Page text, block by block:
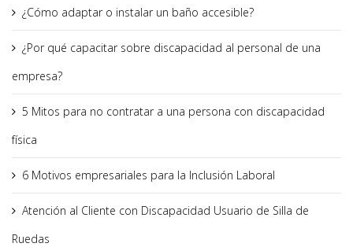
¿Cómo adaptar o instalar un baño accesible?
¿Por qué capacitar sobre discapacidad al personal de una
empresa?
5 Mitos para no contratar a una persona con discapacidad
física
6 Motivos empresariales para la Inclusión Laboral
Atención al Cliente con Discapacidad Usuario de Silla de
Ruedas